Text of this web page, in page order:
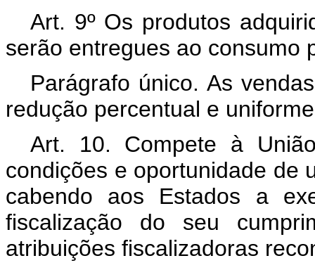
Art. 9º Os produtos
serão entregues ao consumo
Parágrafo único. As
redução percentual e
Art. 10. Compete à
condições e oportunidade de
cabendo aos Estados a
fiscalização do seu
atribuições fiscalizadoras